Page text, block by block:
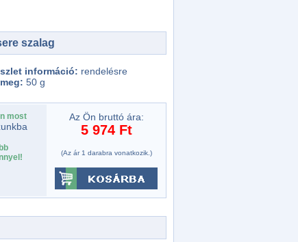
szalag
információ: rendelésre
50 g
most Az Ön bruttó ára:
5 974 Ft
(Az ár 1 darabra vonatkozik.)